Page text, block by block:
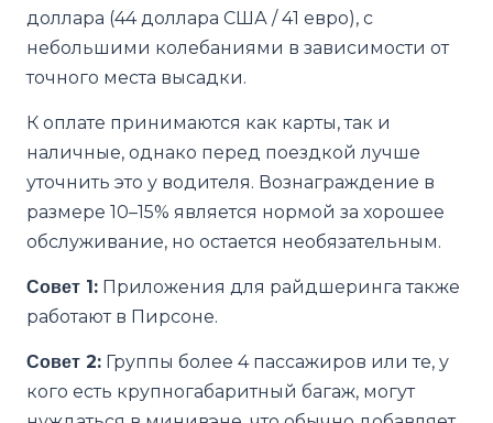
доллара (44 доллара США / 41 евро), с
небольшими колебаниями в зависимости от
точного места высадки.
К оплате принимаются как карты, так и
наличные, однако перед поездкой лучше
уточнить это у водителя. Вознаграждение в
размере 10–15% является нормой за хорошее
обслуживание, но остается необязательным.
Совет 1: Приложения для райдшеринга также
работают в Пирсоне.
Совет 2: Группы более 4 пассажиров или те, у
кого есть крупногабаритный багаж, могут